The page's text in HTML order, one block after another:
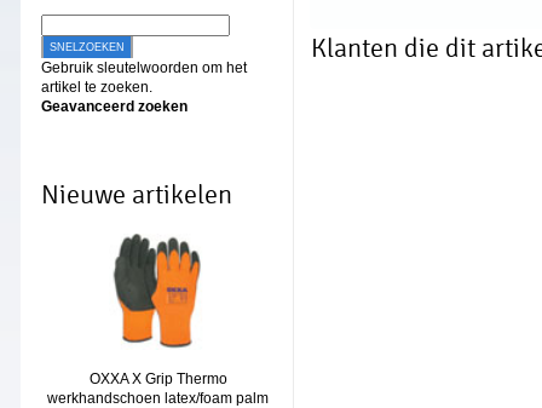
SNELZOEKEN
Gebruik sleutelwoorden om het
artikel te zoeken.
Geavanceerd zoeken
Nieuwe artikelen
OXXA X Grip Thermo
werkhandschoen latex/foam palm
Klanten die dit